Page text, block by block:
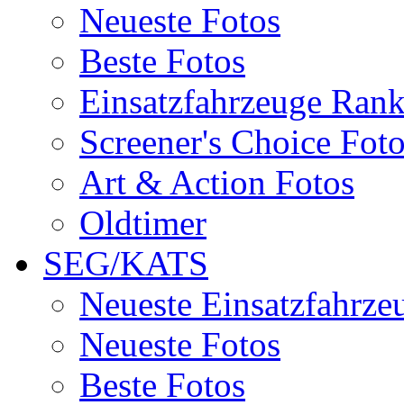
Neueste Fotos
Beste Fotos
Einsatzfahrzeuge
Screener's Choice
Art & Action Fotos
Oldtimer
SEG/KATS
Neueste
Neueste Fotos
Beste Fotos